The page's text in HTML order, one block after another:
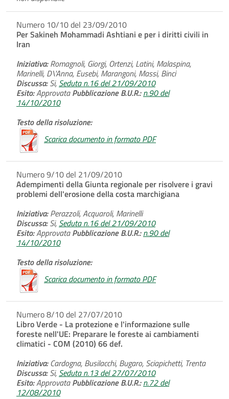
Numero 10/10 del 23/09/2010
Per Sakineh Mohammadi Ashtiani e per i diritti civili in
Iran
Iniziativa:Romagnoli, Giorgi, Ortenzi, Latini, Malaspina,
Marinelli, D\'Anna, Eusebi, Marangoni, Massi, Binci
Discussa:Si, Seduta n.16 del 21/09/2010
Esito:ApprovataPubblicazione B.U.R.: n.90 del
14/10/2010
Testo della risoluzione:
Scarica documento in formato PDF
Numero 9/10 del 21/09/2010
Adempimenti della Giunta regionale per risolvere i gravi
problemi dell'erosione della costa marchigiana
Iniziativa:Perazzoli, Acquaroli, Marinelli
Discussa:Si, Seduta n.16 del 21/09/2010
Esito:ApprovataPubblicazione B.U.R.: n.90 del
14/10/2010
Testo della risoluzione:
Scarica documento in formato PDF
Numero 8/10 del 27/07/2010
Libro Verde - La protezione e l'informazione sulle
foreste nell'UE: Preparare le foreste ai cambiamenti
climatici - COM (2010) 66 def.
Iniziativa:Cardogna, Busilacchi, Bugaro, Sciapichetti, Trenta
Discussa:Si, Seduta n.13 del 27/07/2010
Esito:ApprovataPubblicazione B.U.R.: n.72 del
12/08/2010